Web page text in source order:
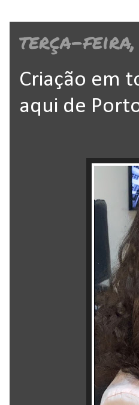
terça-feira,
Criação em
aqui de